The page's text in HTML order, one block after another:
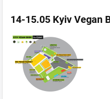
14-15.05 Kyiv Vegan